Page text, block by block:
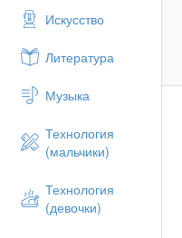
Искусство
Литература
Музыка
Технология
(мальчики)
Технология
(девочки)